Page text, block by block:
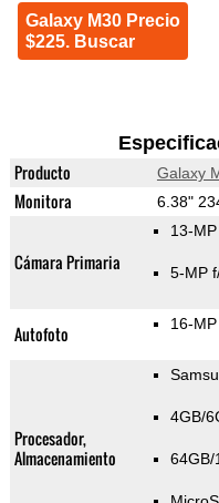
Galaxy M30 Precio
$225. Buscar
Producto Galaxy
Monitora 6.38"
Cámara Primaria
13-
5-MP
Autofoto 16-
Procesador,
Almacenamiento
4GB/
64GB/